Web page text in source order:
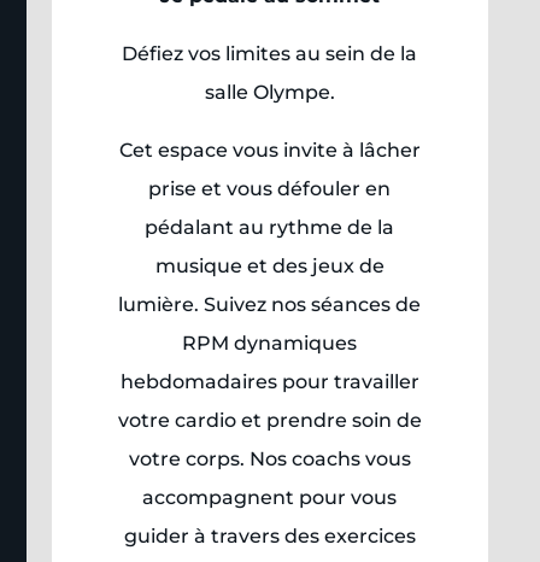
Défiez vos limites au sein de la
salle Olympe.
Cet espace vous invite à lâcher
prise et vous défouler en
pédalant au rythme de la
musique et des jeux de
lumière. Suivez nos séances de
RPM dynamiques
hebdomadaires pour travailler
votre cardio et prendre soin de
votre corps. Nos coachs vous
accompagnent pour vous
guider à travers des exercices